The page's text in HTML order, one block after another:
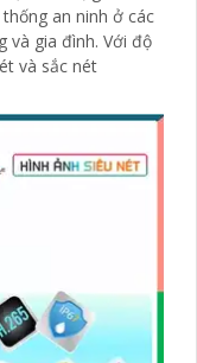
an ninh ở các
đình. Với độ
và sắc nét